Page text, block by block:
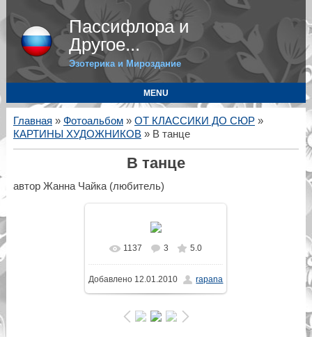
Пассифлора и
Другое...
Эзотерика и Мироздание
MENU
Главная » Фотоальбом» ОТ КЛАССИКИ ДО СЮР»
КАРТИНЫ ХУДОЖНИКОВ» В танце
В танце
автор Жанна Чайка (любитель)
В реальном размере
650x867/ 204.5Kb
1137 3 5.0
Добавлено 12.01.2010 rapana